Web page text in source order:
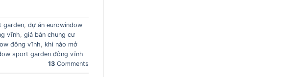
garden, dự án eurowindow
vĩnh, giá bán chung cư
đông vĩnh, khi nào mở
sport garden đông vĩnh
13 Comments